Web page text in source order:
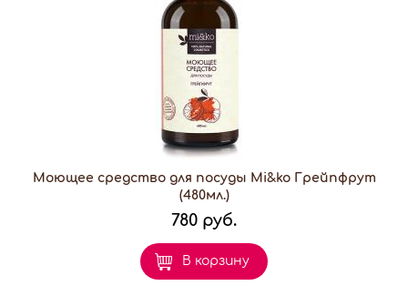
Моющее средство для посуды Mi&ko Грейпфрут
(480мл.)
780 руб.
В корзину